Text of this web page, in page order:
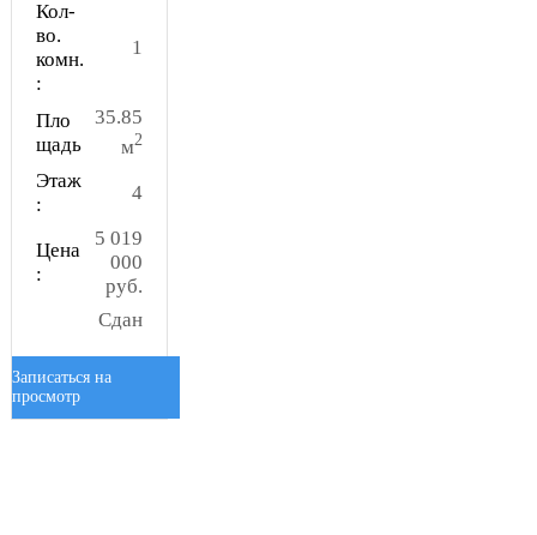
Кол-
во.
комн.
:
1
Пло
щадь
35.85
м2
Этаж
:
4
Цена
:
5 019
000
руб.
Сдан
Записаться на
просмотр